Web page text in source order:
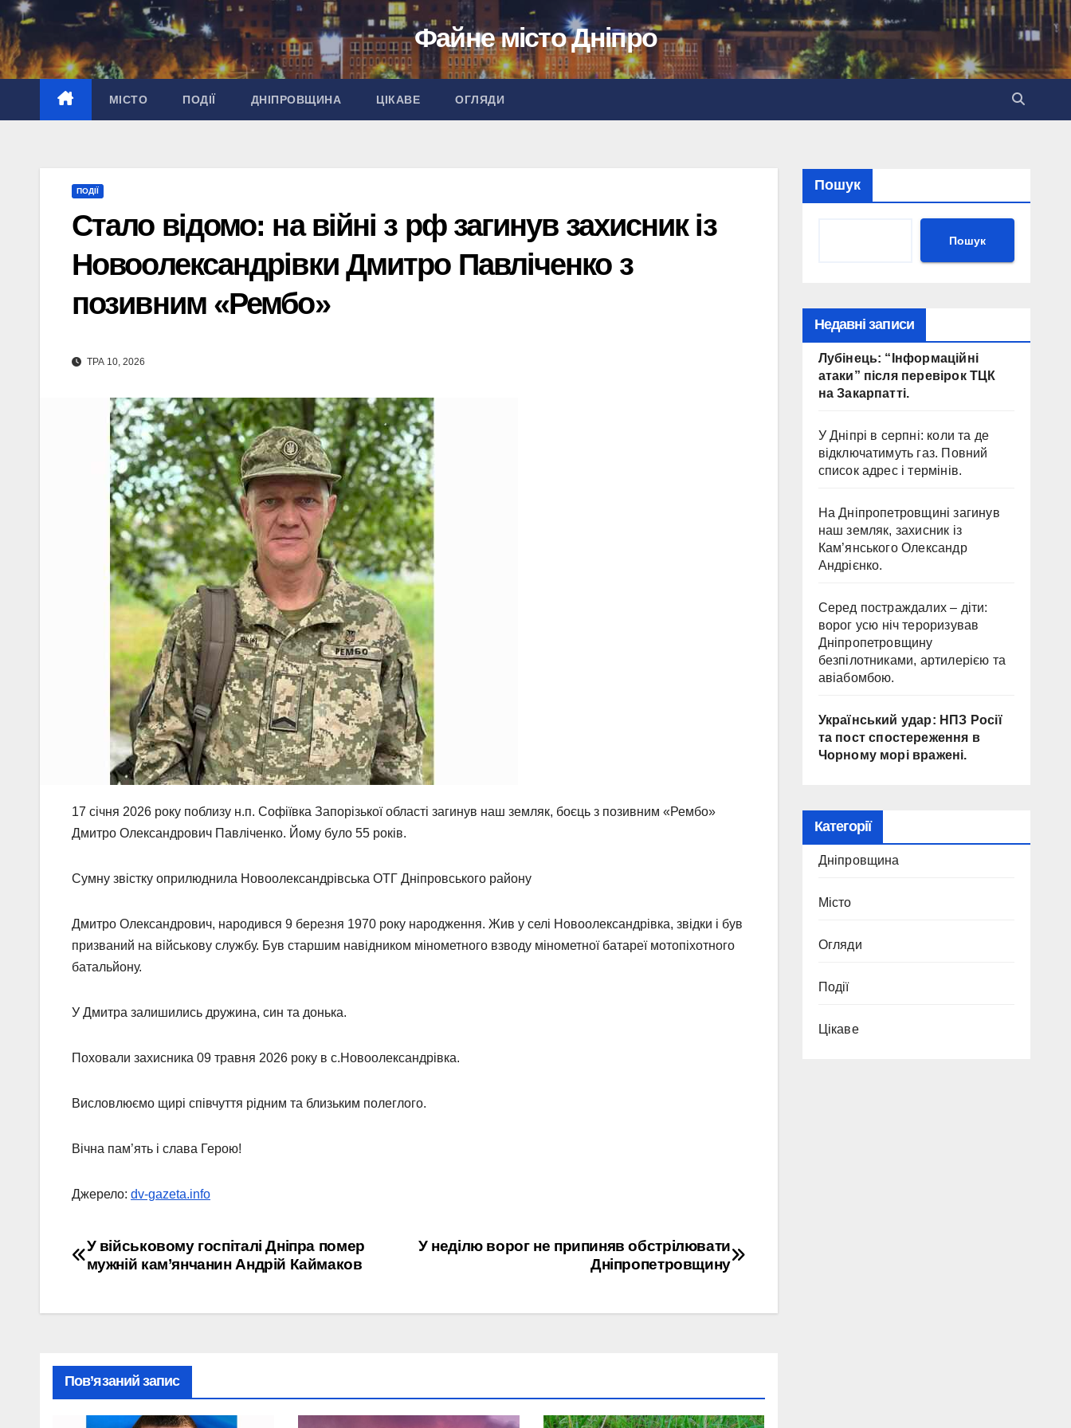
Перейти
до
вмісту
Файне місто Дніпро
МІСТО ПОДІЇ ДНІПРОВЩИНА ЦІКАВЕ ОГЛЯДИ
ПОДІЇ
Стало відомо: на війні з рф загинув захисник із
Новоолександрівки Дмитро Павліченко з
позивним «Рембо»
ТРА 10, 2026
17 січня 2026 року поблизу н.п. Софіївка Запорізької області загинув наш земляк, боєць з позивним «Рембо»
Дмитро Олександрович Павліченко. Йому було 55 років.
Сумну звістку оприлюднила Новоолександрівська ОТГ Дніпровського району
Дмитро Олександрович, народився 9 березня 1970 року народження. Жив у селі Новоолександрівка, звідки і був
призваний на військову службу. Був старшим навідником мінометного взводу мінометної батареї мотопіхотного
батальйону.
У Дмитра залишились дружина, син та донька.
Поховали захисника 09 травня 2026 року в с.Новоолександрівка.
Висловлюємо щирі співчуття рідним та близьким полеглого.
Вічна пам’ять і слава Герою!
Джерело: dv-gazeta.info
Навігація
У неділю ворог не припиняв обстрілювати
Дніпропетровщину
У військовому госпіталі Дніпра помер
мужній кам’янчанин Андрій Каймаков
Пов’язаний запис
Пошук
Пошук
Недавні записи
Лубінець: “Інформаційні
атаки” після перевірок ТЦК
на Закарпатті.
У Дніпрі в серпні: коли та де
відключатимуть газ. Повний
список адрес і термінів.
На Дніпропетровщині загинув
наш земляк, захисник із
Кам’янського Олександр
Андрієнко.
Серед постраждалих – діти:
ворог усю ніч тероризував
Дніпропетровщину
безпілотниками, артилерією та
авіабомбою.
Український удар: НПЗ Росії
та пост спостереження в
Чорному морі вражені.
Категорії
Дніпровщина
Місто
Огляди
Події
Цікаве